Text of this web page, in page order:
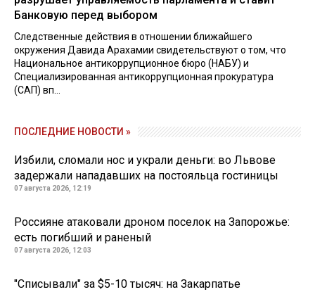
Банковую перед выбором
Следственные действия в отношении ближайшего
окружения Давида Арахамии свидетельствуют о том, что
Национальное антикоррупционное бюро (НАБУ) и
Специализированная антикоррупционная прокуратура
(САП) вп...
ПОСЛЕДНИЕ НОВОСТИ »
Избили, сломали нос и украли деньги: во Львове
задержали нападавших на постояльца гостиницы
07 августа 2026, 12:19
Россияне атаковали дроном поселок на Запорожье:
есть погибший и раненый
07 августа 2026, 12:03
"Списывали" за $5-10 тысяч: на Закарпатье